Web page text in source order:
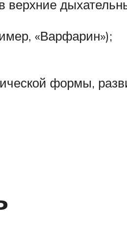
верхние
«Варфарин»);
формы,